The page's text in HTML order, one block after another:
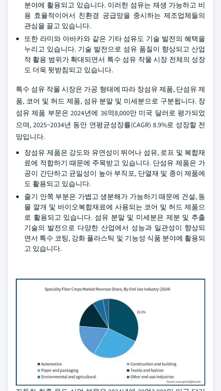
분야에 활용되고 있습니다. 이러한 섬유는 재생 가능하고 비
용 효율적이어서 친환경 공급망을 중시하는 제조업체들의
관심을 끌고 있습니다.
또한 라미와 아바카와 같은 기타 섬유도 기술 발전의 혜택을
누리고 있습니다. 기술 발전으로 섬유 품질이 향상되고 산업
적 활용 범위가 확대되면서 특수 섬유 작물 시장 전체의 성장
도 더욱 뒷받침되고 있습니다.
특수 섬유 작물 시장은 가공 형태에 따라 장섬유 제품, 단섬유 제
품, 코어 및 허드 제품, 섬유 분말 및 미세분으로 구분됩니다. 장
섬유 제품 부문은 2024년에 36억8,000만 미국 달러로 평가되었
으며, 2025~2034년 동안 연평균성장률(CAGR) 8.9%로 성장할 전
망입니다.
장섬유 제품은 강도와 유연성이 뛰어나 섬유, 로프 및 복합재
료에 적합하기 때문에 주목받고 있습니다. 단섬유 제품은 가
공이 간단하고 균일성이 높아 부직포, 단열재 및 종이 제품에
도 활용되고 있습니다.
줄기 안쪽 부분은 가볍고 생분해가 가능하기 때문에 건설, 동
물 깔개 및 바이오복합재료에 사용되는 코어 및 허드 제품으
로 활용되고 있습니다. 섬유 분말 및 미세분은 제분 및 추출
기술의 발전으로 다양한 산업에서 성능과 일관성이 향상되
면서 특수 코팅, 강화 플라스틱 및 기능성 식품 분야에 활용되
고 있습니다.